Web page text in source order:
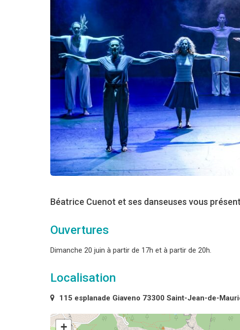
Béatrice Cuenot et ses danseuses vous
Ouvertures
Dimanche 20 juin à partir de 17h et à partir de 20h.
Localisation
115 esplanade Giaveno 73300 Saint-Jean-de-
+